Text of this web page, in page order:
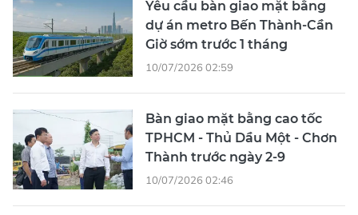
Giờ sớm trước 1 tháng
10/07/2026 02:59
TPHCM - Thủ Dầu Một - Chơn
Thành trước ngày 2-9
10/07/2026 02:46
XEM THÊM